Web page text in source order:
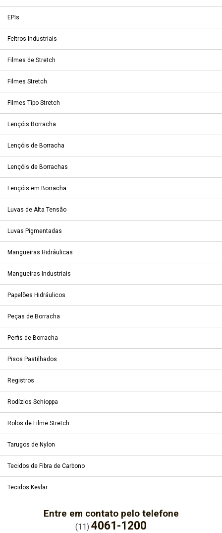
EPIs
Feltros Industriais
Filmes de Stretch
Filmes Stretch
Filmes Tipo Stretch
Lençóis Borracha
Lençóis de Borracha
Lençóis de Borrachas
Lençóis em Borracha
Luvas de Alta Tensão
Luvas Pigmentadas
Mangueiras Hidráulicas
Mangueiras Industriais
Papelões Hidráulicos
Peças de Borracha
Perfis de Borracha
Pisos Pastilhados
Registros
Rodízios Schioppa
Rolos de Filme Stretch
Tarugos de Nylon
Tecidos de Fibra de Carbono
Tecidos Kevlar
Entre em contato pelo telefone
(11) 4061-1200